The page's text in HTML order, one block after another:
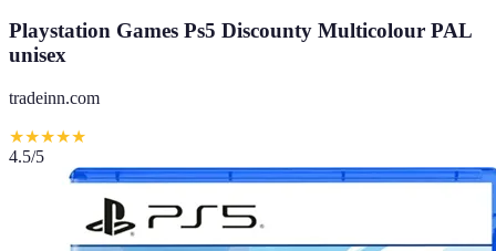
Playstation Games Ps5 Discounty Multicolour PAL
unisex
tradeinn.com
★★★★★
4.5/5